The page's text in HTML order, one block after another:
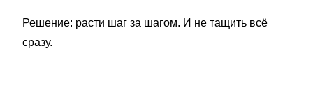
Решение: расти шаг за шагом. И не тащить всё
сразу.